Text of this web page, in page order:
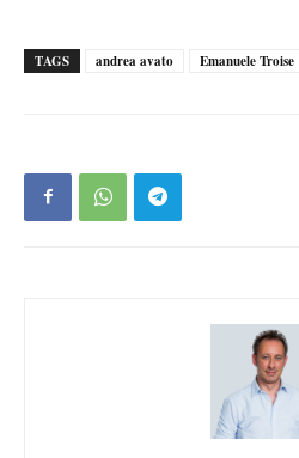
TAGS andrea avato Emanuele Troise